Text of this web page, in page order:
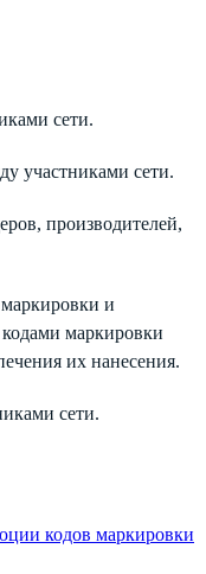
сети.
участниками сети.
производителей,
и
маркировки
их нанесения.
сети.
кодов маркировки